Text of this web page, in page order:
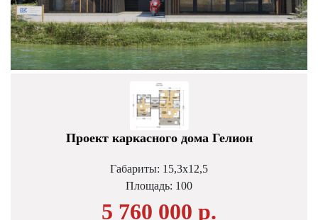
Проект каркасного дома Гелион
Габариты: 15,3х12,5
Площадь: 100
5 760 000 р.